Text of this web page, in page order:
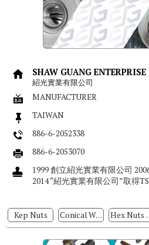
SHAW GUANG ENTERPRISE
紹光實業有限公司
MANUFACTURER
TAIWAN
886-6-2052338
886-6-2053070
1999 創立紹光實業有限公司
2014 “紹光實業有限公司”取得
Kep Nuts Conical Washer Nuts Hex Nuts